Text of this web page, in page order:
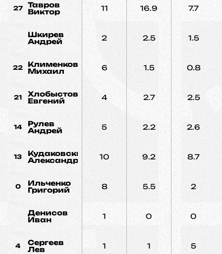
27
Тавров
Виктор
11 16.9 7.7
Шкирев
Андрей
2 2.5 1.5
22
Клименков
Михаил
6 1.5 0.8
21
Хлобыстов
Евгений
4 2.7 2.5
14
Рулев
Андрей
5 2.2 2.6
13
Кудаковский
Александр
10 9.2 8.7
0
Ильченко
Григорий
8 5.5 2
Денисов
Иван
1 0 0
4
Сергеев
Лев
1 1 5